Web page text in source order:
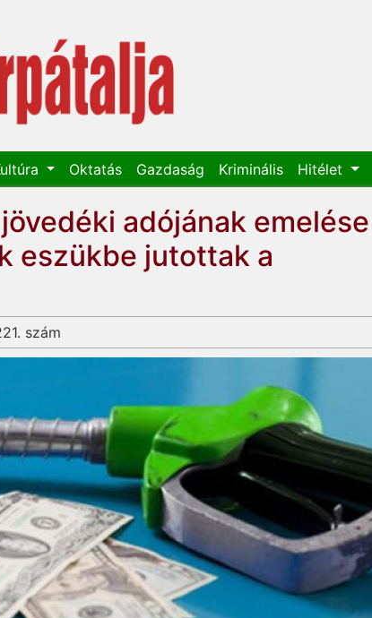
Oktatás Gazdaság Kriminális Hitélet
adójának
eszükbe jutottak a
szám